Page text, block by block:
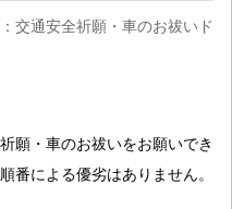
交通安全祈願・車のお祓いド
願・車のお祓いをお願いでき
番による優劣はありません。